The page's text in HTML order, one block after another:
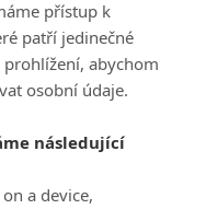
PŘIHLÁSIT
REGISTROVAT
serialy@fandimefilmu.cz
napište nám na e-mail
přístup k
patří jedinečné
abychom
osobní údaje.
následující
a device,